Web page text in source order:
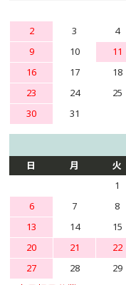
2
3 4
9
10 11
16
17 18
23
24 25
30
31
日
月 火
1
6
7 8
13
14 15
20
21 22
27
28 29